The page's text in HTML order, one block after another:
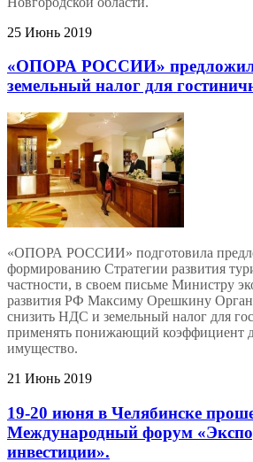
25 Июнь 2019
«ОПОРА РОССИИ»
земельный налог для
«ОПОРА РОССИИ» подготовила
формированию Стратегии развития
частности, в своем письме Министру
развития РФ Максиму Орешкину
снизить НДС и земельный налог для
применять понижающий коэффициент
имущество.
21 Июнь 2019
19-20 июня в Челябинске
Международный форум
инвестиции».